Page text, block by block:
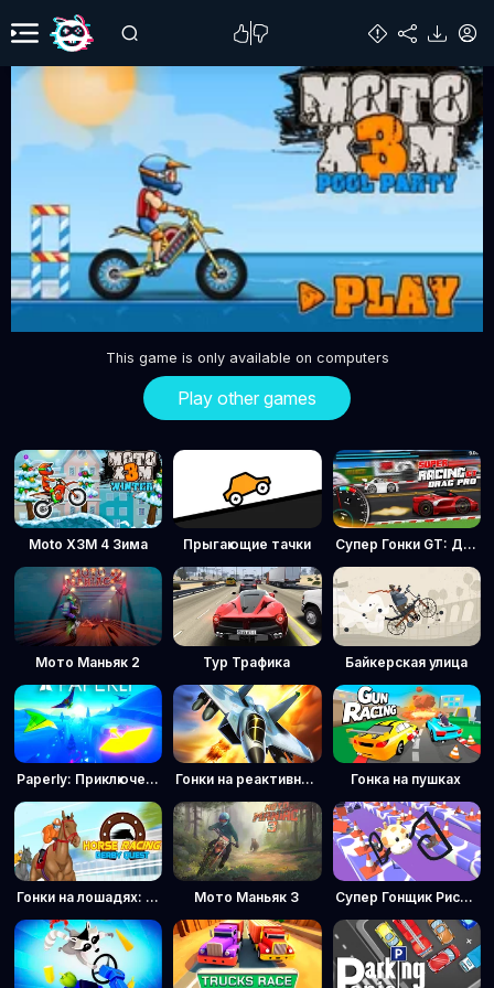
This game is only available on computers
Play other games
Moto X3M 4 Зима Прыгающие тачки Супер Гонки GT: Драг Про
Мото Маньяк 2 Тур Трафика Байкерская улица
Paperly: Приключение на бумажном самолетике Гонки на реактивных самолётах Гонка на пушках
Гонки на лошадях: Дерби Квест Мото Маньяк 3 Супер Гонщик Рисовальщик